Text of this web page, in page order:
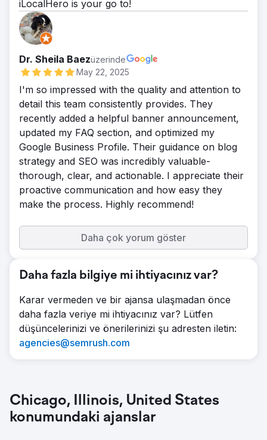
iLocalHero is your go to!
Dr. Sheila Baezüzerinde
May 22, 2025
I'm so impressed with the quality and attention to
detail this team consistently provides. They
recently added a helpful banner announcement,
updated my FAQ section, and optimized my
Google Business Profile. Their guidance on blog
strategy and SEO was incredibly valuable-
thorough, clear, and actionable. I appreciate their
proactive communication and how easy they
make the process. Highly recommend!
Daha çok yorum göster
Daha fazla bilgiye mi ihtiyacınız var?
Karar vermeden ve bir ajansa ulaşmadan önce
daha fazla veriye mi ihtiyacınız var? Lütfen
düşüncelerinizi ve önerilerinizi şu adresten iletin:
agencies@semrush.com
Chicago, Illinois, United States
konumundaki ajanslar